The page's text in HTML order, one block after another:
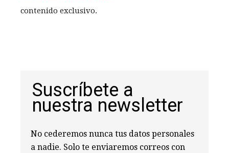
contenido exclusivo.
Suscríbete a
nuestra newsletter
No cederemos nunca tus datos personales
a nadie. Solo te enviaremos correos con